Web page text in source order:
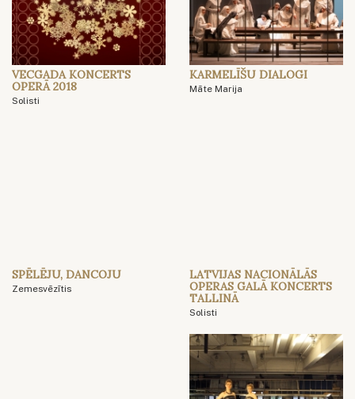
VECGADA KONCERTS
OPERĀ 2018
Solisti
KARMELĪŠU DIALOGI
Māte Marija
SPĒLĒJU, DANCOJU
Zemesvēzītis
LATVIJAS NACIONĀLĀS
OPERAS GALĀ KONCERTS
TALLINĀ
Solisti